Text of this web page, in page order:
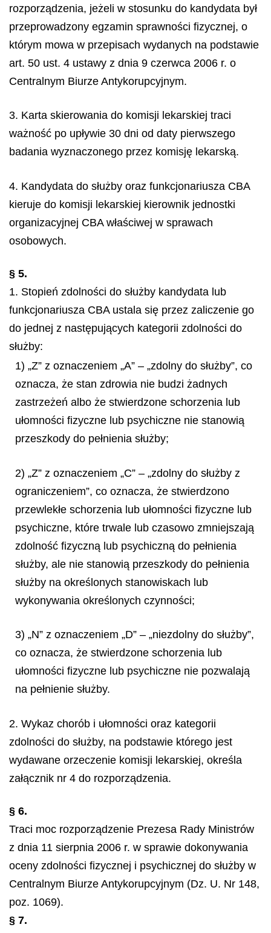
rozporządzenia, jeżeli w stosunku do kandydata był
przeprowadzony egzamin sprawności fizycznej, o
którym mowa w przepisach wydanych na podstawie
art. 50 ust. 4 ustawy z dnia 9 czerwca 2006 r. o
Centralnym Biurze Antykorupcyjnym.
3. Karta skierowania do komisji lekarskiej traci
ważność po upływie 30 dni od daty pierwszego
badania wyznaczonego przez komisję lekarską.
4. Kandydata do służby oraz funkcjonariusza CBA
kieruje do komisji lekarskiej kierownik jednostki
organizacyjnej CBA właściwej w sprawach
osobowych.
§ 5.
1. Stopień zdolności do służby kandydata lub
funkcjonariusza CBA ustala się przez zaliczenie go
do jednej z następujących kategorii zdolności do
służby:
1) „Z” z oznaczeniem „A” – „zdolny do służby”, co
oznacza, że stan zdrowia nie budzi żadnych
zastrzeżeń albo że stwierdzone schorzenia lub
ułomności fizyczne lub psychiczne nie stanowią
przeszkody do pełnienia służby;
2) „Z” z oznaczeniem „C” – „zdolny do służby z
ograniczeniem”, co oznacza, że stwierdzono
przewlekłe schorzenia lub ułomności fizyczne lub
psychiczne, które trwale lub czasowo zmniejszają
zdolność fizyczną lub psychiczną do pełnienia
służby, ale nie stanowią przeszkody do pełnienia
służby na określonych stanowiskach lub
wykonywania określonych czynności;
3) „N” z oznaczeniem „D” – „niezdolny do służby”,
co oznacza, że stwierdzone schorzenia lub
ułomności fizyczne lub psychiczne nie pozwalają
na pełnienie służby.
2. Wykaz chorób i ułomności oraz kategorii
zdolności do służby, na podstawie którego jest
wydawane orzeczenie komisji lekarskiej, określa
załącznik nr 4 do rozporządzenia.
§ 6.
Traci moc rozporządzenie Prezesa Rady Ministrów
z dnia 11 sierpnia 2006 r. w sprawie dokonywania
oceny zdolności fizycznej i psychicznej do służby w
Centralnym Biurze Antykorupcyjnym (Dz. U. Nr 148,
poz. 1069).
§ 7.